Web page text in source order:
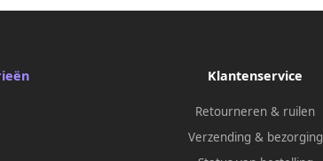
Klantenservice
Retourneren & ruilen
Verzending & bezorging